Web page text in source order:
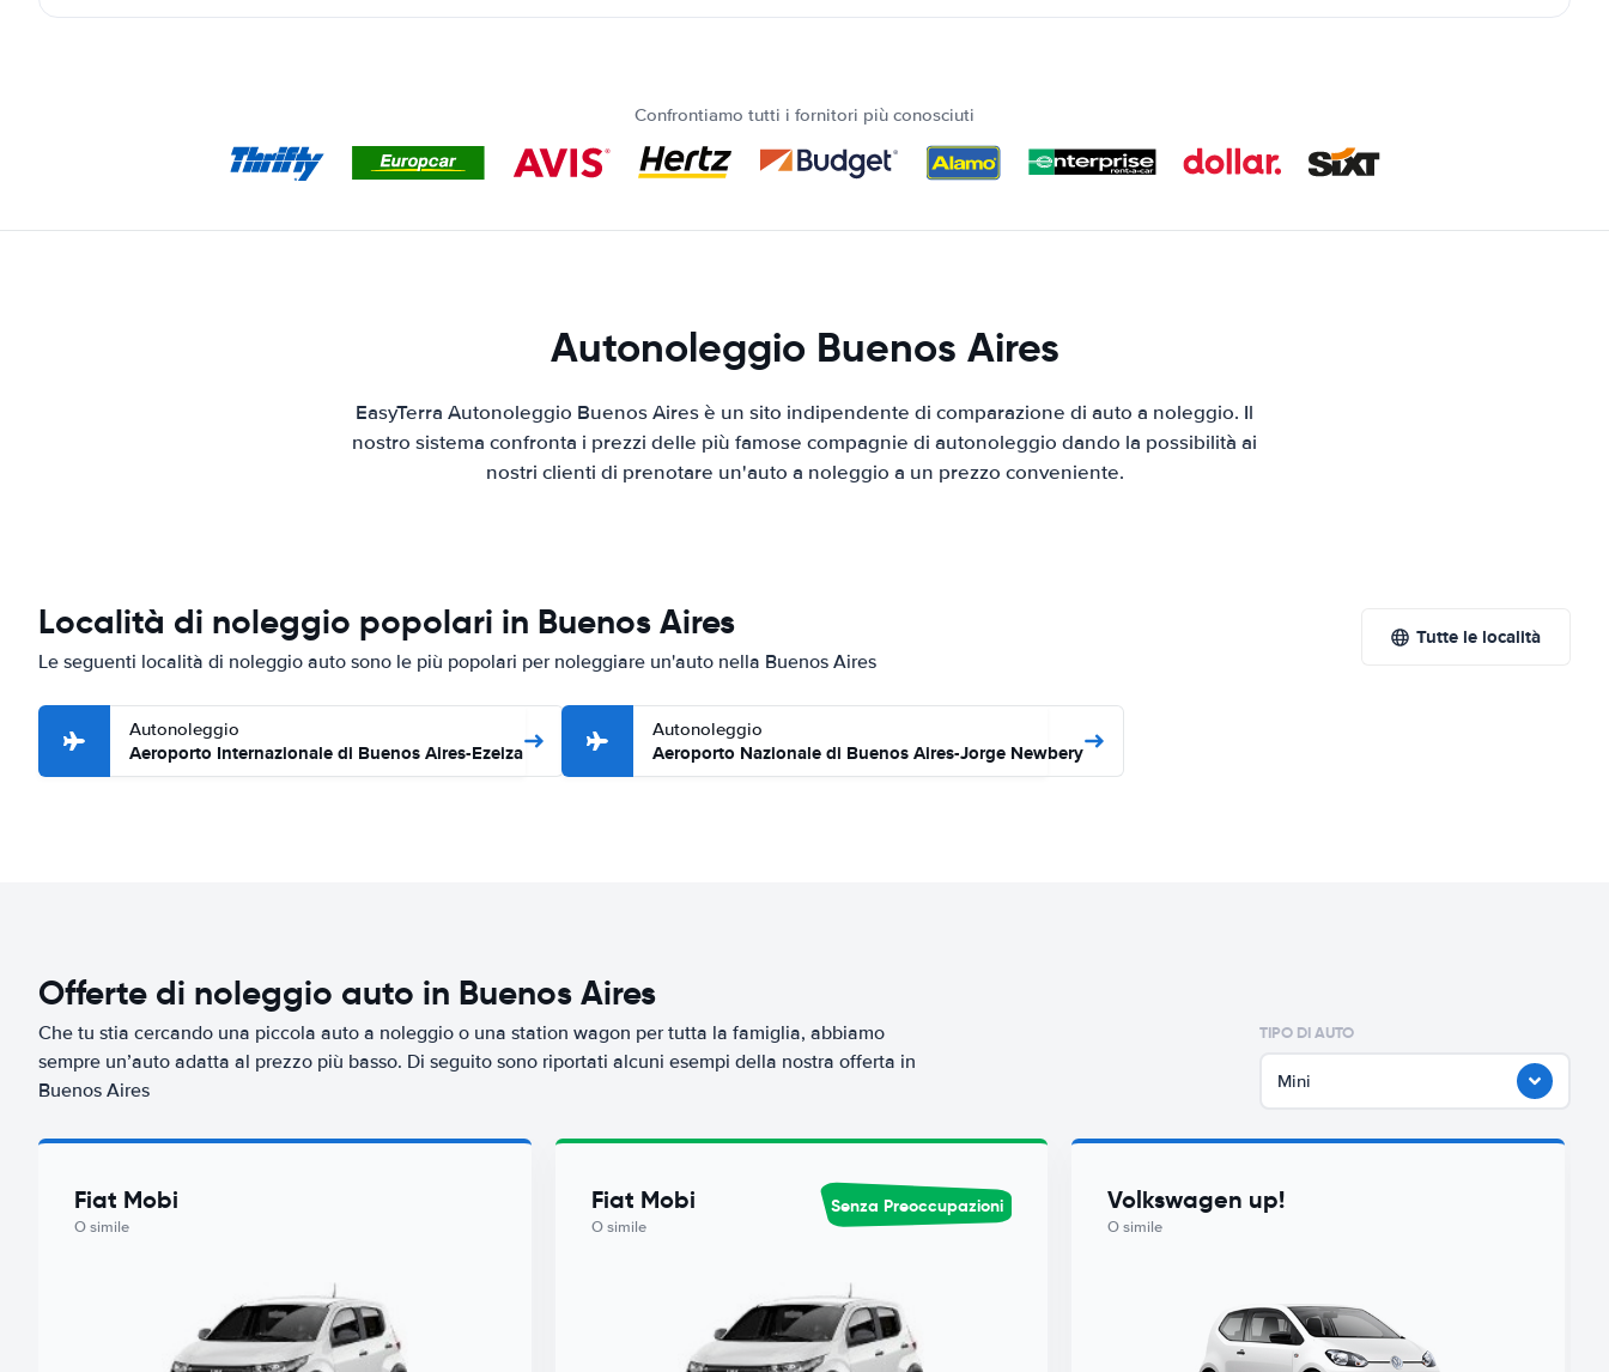
Confrontiamo tutti i fornitori più conosciuti
Autonoleggio Buenos Aires
EasyTerra Autonoleggio Buenos Aires è un sito indipendente di comparazione di auto a noleggio. Il
nostro sistema confronta i prezzi delle più famose compagnie di autonoleggio dando la possibilità ai
nostri clienti di prenotare un'auto a noleggio a un prezzo conveniente.
Località di noleggio popolari in Buenos Aires
Le seguenti località di noleggio auto sono le più popolari per noleggiare un'auto nella Buenos Aires
Tutte le località
Autonoleggio
Aeroporto Internazionale di Buenos Aires-Ezeiza
Autonoleggio
Aeroporto Nazionale di Buenos Aires-Jorge Newbery
Offerte di noleggio auto in Buenos Aires
Che tu stia cercando una piccola auto a noleggio o una station wagon per tutta la famiglia, abbiamo
sempre un’auto adatta al prezzo più basso. Di seguito sono riportati alcuni esempi della nostra offerta in
Buenos Aires
TIPO DI AUTO
Mini
Fiat Mobi
O simile
Fiat Mobi
O simile
Senza Preoccupazioni Volkswagen up!
O simile